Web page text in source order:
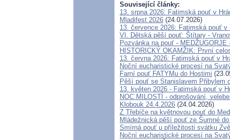
Související články:
13. srpna 2026: Fatimská pouť v
Mladifest 2026 (24.07.2026)
13. července 2026: Fatimská pouť v
VI. Dětská pěší pouť: Štítary -
Pozvánka na pouť -
HISTORICKÝ OKAMŽIK: První
13. června 2026: Fatimská pouť v
Noční eucharistické procesí na
Farní pouť FATYMu do Hostimi
Pěší pouť se Stanislavem Přibylem
13. květen 2026 - Fatimská pouť v
NOC MILOSTÍ - odprošování,
Klobouk 24.4.2026 (24.04.2026)
Z Třebíče na květnovou pouť do
Mládežnická pěší pouť ze Šumné
Smírná pouť u příležitosti svátku
Noční eucharistické procesí na